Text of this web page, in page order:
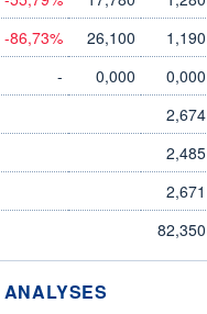
-86,73% 26,100
1,190
- 0,000
0,000
2,674
2,485
2,671
82,350